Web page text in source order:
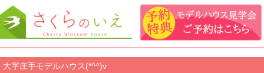
大字庄手モデルハウス(*^^)v